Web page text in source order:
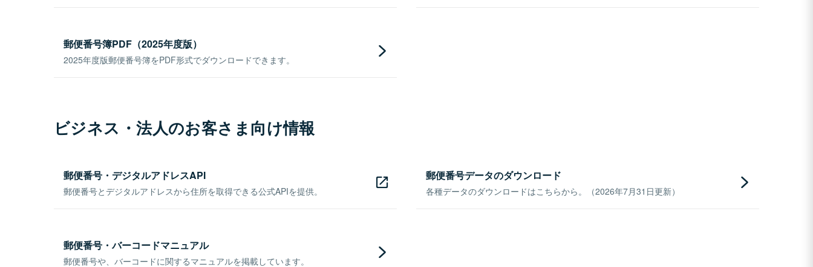
郵便番号簿PDF（2025年度版）
2025年度版郵便番号簿をPDF形式でダウンロードできます。
ビジネス・法人のお客さま向け情報
郵便番号・デジタルアドレスAPI
郵便番号とデジタルアドレスから住所を取得できる公式APIを提供。
郵便番号データのダウンロード
各種データのダウンロードはこちらから。（2026年7月31日更新）
郵便番号・バーコードマニュアル
郵便番号や、バーコードに関するマニュアルを掲載しています。